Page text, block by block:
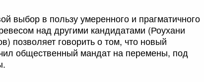
выбор в пользу умеренного и прагматичного
над другими кандидатами (Роухани
позволяет говорить о том, что новый
общественный мандат на перемены, под